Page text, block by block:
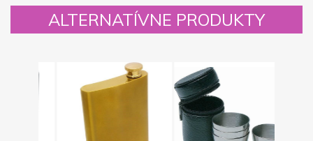
ALTERNATÍVNE PRODUKTY